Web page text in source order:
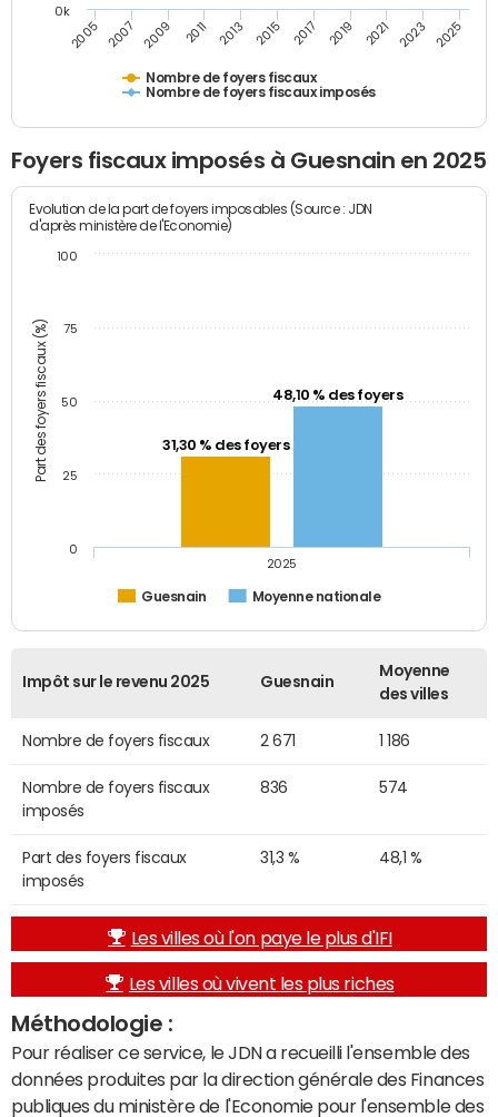
Nombre de foyers fiscaux
Nombre de foyers fiscaux imposés
2005 2007 2009 2011 2013 2015 2017 2019 2021 2023 2025
0k
Foyers fiscaux imposés à Guesnain en 2025
Part des foyers fiscaux (%)
Evolution de la part de foyers imposables (Source : JDN
d'après ministère de l'Economie)
31,30 % des foyers
48,10 % des foyers
Guesnain Moyenne nationale
2025
0
25
50
75
100
Impôt sur le revenu 2025 Guesnain
Moyenne
des villes
Nombre de foyers fiscaux 2 671 1 186
Nombre de foyers fiscaux
imposés
836 574
Part des foyers fiscaux
imposés
31,3 % 48,1 %
Les villes où l'on paye le plus d'IFI
Les villes où vivent les plus riches
Méthodologie :
Pour réaliser ce service, le JDN a recueilli l'ensemble des
données produites par la direction générale des Finances
publiques du ministère de l'Economie pour l'ensemble des